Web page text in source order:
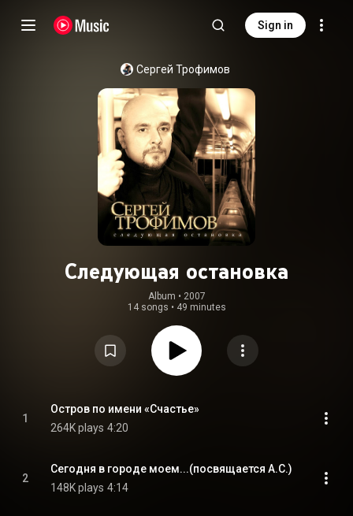
Sign in
Сергей Трофимов
Следующая остановка
Album • 2007
14 songs • 49 minutes
1
Остров по имени «Счастье»
264K plays 4:20
2
Сегодня в городе моем...(посвящается А.С.)
148K plays 4:14